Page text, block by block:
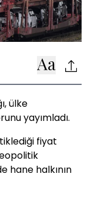
ülke
yayımladı.
fiyat
hane halkının